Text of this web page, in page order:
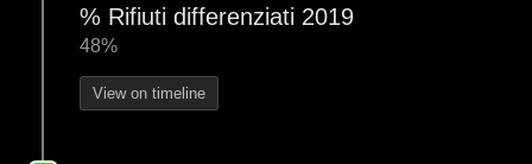
% Rifiuti differenziati 2019
48%
View on timeline